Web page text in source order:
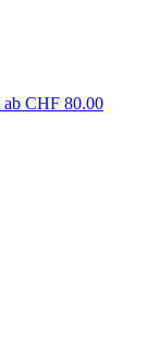
ab CHF 80.00